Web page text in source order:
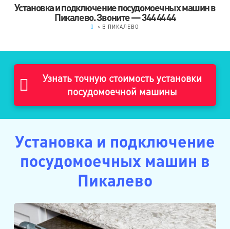
Установка и подключение посудомоечных машин в
Пикалево. Звоните — 344 44 44
> В ПИКАЛЕВО
Узнать точную стоимость установки
посудомоечной машины
Установка и подключение
посудомоечных машин в
Пикалево